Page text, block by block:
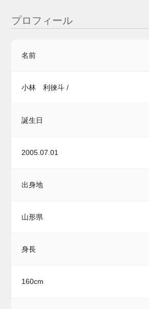
プロフィール
名前
小林 利徠斗 /
誕生日
2005.07.01
出身地
山形県
身長
160cm